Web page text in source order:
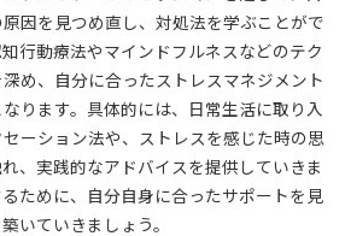
因を見つめ直し、対処法を学ぶことがで
行動療法やマインドフルネスなどのテク
め、自分に合ったストレスマネジメント
ります。具体的には、日常生活に取り入
ーション法や、ストレスを感じた時の思
、実践的なアドバイスを提供していきま
ために、自分自身に合ったサポートを見
いていきましょう。